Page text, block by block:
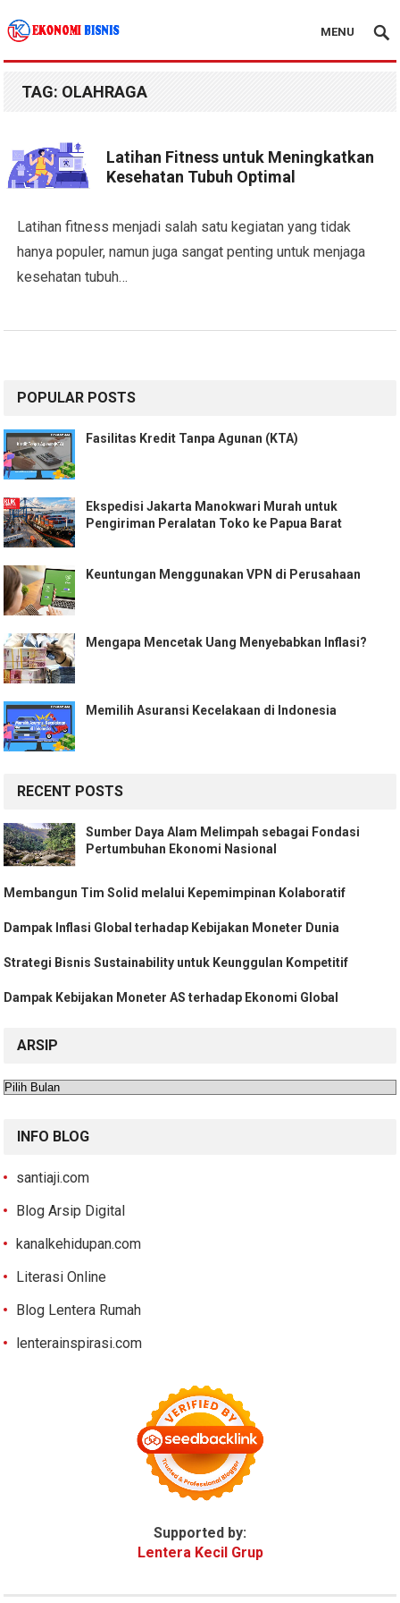
Kanal Ekonomi Bisnis
MENU
TAG: OLAHRAGA
Latihan Fitness untuk Meningkatkan
Kesehatan Tubuh Optimal
Latihan fitness menjadi salah satu kegiatan yang tidak
hanya populer, namun juga sangat penting untuk menjaga
kesehatan tubuh…
POPULAR POSTS
Fasilitas Kredit Tanpa Agunan (KTA)
Ekspedisi Jakarta Manokwari Murah untuk
Pengiriman Peralatan Toko ke Papua Barat
Keuntungan Menggunakan VPN di Perusahaan
Mengapa Mencetak Uang Menyebabkan Inflasi?
Memilih Asuransi Kecelakaan di Indonesia
RECENT POSTS
Sumber Daya Alam Melimpah sebagai Fondasi
Pertumbuhan Ekonomi Nasional
Membangun Tim Solid melalui Kepemimpinan Kolaboratif
Dampak Inflasi Global terhadap Kebijakan Moneter Dunia
Strategi Bisnis Sustainability untuk Keunggulan Kompetitif
Dampak Kebijakan Moneter AS terhadap Ekonomi Global
ARSIP
Arsip
INFO BLOG
santiaji.com
Blog Arsip Digital
kanalkehidupan.com
Literasi Online
Blog Lentera Rumah
lenterainspirasi.com
Supported by:
Lentera Kecil Grup